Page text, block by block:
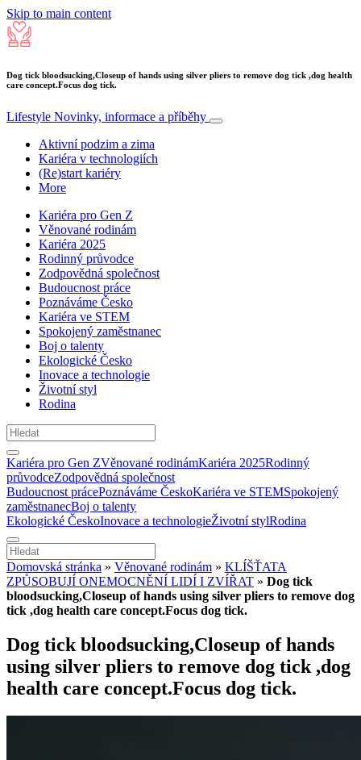
Skip to main content
Dog tick bloodsucking,Closeup of hands using silver pliers to remove dog tick ,dog health
care concept.Focus dog tick.
Lifestyle Novinky, informace a příběhy
Aktivní podzim a zima
Kariéra v technologiích
(Re)start kariéry
More
Kariéra pro Gen Z
Věnované rodinám
Kariéra 2025
Rodinný průvodce
Zodpovědná společnost
Budoucnost práce
Poznáváme Česko
Kariéra ve STEM
Spokojený zaměstnanec
Boj o talenty
Ekologické Česko
Inovace a technologie
Životní styl
Rodina
Kariéra pro Gen ZVěnované rodinámKariéra 2025Rodinný
průvodceZodpovědná společnost
Budoucnost prácePoznáváme ČeskoKariéra ve STEMSpokojený
zaměstnanecBoj o talenty
Ekologické ČeskoInovace a technologieŽivotní stylRodina
Domovská stránka » Věnované rodinám » KLÍŠŤATA
ZPŮSOBUJÍ ONEMOCNĚNÍ LIDÍ I ZVÍŘAT » Dog tick
bloodsucking,Closeup of hands using silver pliers to remove dog
tick ,dog health care concept.Focus dog tick.
Dog tick bloodsucking,Closeup of hands
using silver pliers to remove dog tick ,dog
health care concept.Focus dog tick.